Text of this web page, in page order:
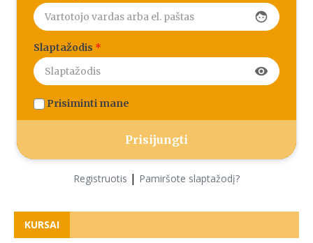
face
Slaptažodis *
visibility
Prisiminti mane
Registruotis | Pamiršote slaptažodį?
KURSAI